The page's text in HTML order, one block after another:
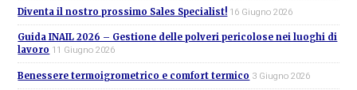
Diventa il nostro prossimo Sales Specialist! 16 Giugno 2026
Guida INAIL 2026 – Gestione delle polveri pericolose nei luoghi di
lavoro 11 Giugno 2026
Benessere termoigrometrico e comfort termico 3 Giugno 2026